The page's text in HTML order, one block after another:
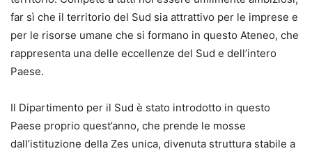
far sì che il territorio del Sud sia attrattivo per le imprese e
per le risorse umane che si formano in questo Ateneo, che
rappresenta una delle eccellenze del Sud e dell’intero
Paese.
Il Dipartimento per il Sud è stato introdotto in questo
Paese proprio quest’anno, che prende le mosse
dall’istituzione della Zes unica, divenuta struttura stabile a